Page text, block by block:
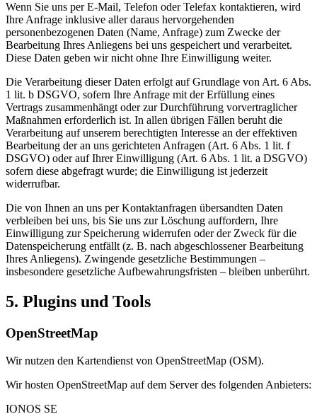
Wenn Sie uns per E-Mail, Telefon oder Telefax kontaktieren, wird
Ihre Anfrage inklusive aller daraus hervorgehenden
personenbezogenen Daten (Name, Anfrage) zum Zwecke der
Bearbeitung Ihres Anliegens bei uns gespeichert und verarbeitet.
Diese Daten geben wir nicht ohne Ihre Einwilligung weiter.
Die Verarbeitung dieser Daten erfolgt auf Grundlage von Art. 6 Abs.
1 lit. b DSGVO, sofern Ihre Anfrage mit der Erfüllung eines
Vertrags zusammenhängt oder zur Durchführung vorvertraglicher
Maßnahmen erforderlich ist. In allen übrigen Fällen beruht die
Verarbeitung auf unserem berechtigten Interesse an der effektiven
Bearbeitung der an uns gerichteten Anfragen (Art. 6 Abs. 1 lit. f
DSGVO) oder auf Ihrer Einwilligung (Art. 6 Abs. 1 lit. a DSGVO)
sofern diese abgefragt wurde; die Einwilligung ist jederzeit
widerrufbar.
Die von Ihnen an uns per Kontaktanfragen übersandten Daten
verbleiben bei uns, bis Sie uns zur Löschung auffordern, Ihre
Einwilligung zur Speicherung widerrufen oder der Zweck für die
Datenspeicherung entfällt (z. B. nach abgeschlossener Bearbeitung
Ihres Anliegens). Zwingende gesetzliche Bestimmungen –
insbesondere gesetzliche Aufbewahrungsfristen – bleiben unberührt.
5. Plugins und Tools
OpenStreetMap
Wir nutzen den Kartendienst von OpenStreetMap (OSM).
Wir hosten OpenStreetMap auf dem Server des folgenden Anbieters:
IONOS SE